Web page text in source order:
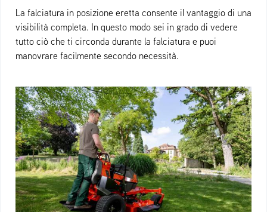
La falciatura in posizione eretta consente il vantaggio di una
visibilità completa. In questo modo sei in grado di vedere
tutto ciò che ti circonda durante la falciatura e puoi
manovrare facilmente secondo necessità.